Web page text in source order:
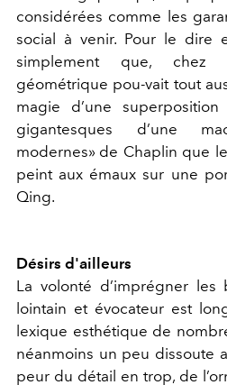
considérées comme les
social à venir. Pour le dire
simplement que, chez
géométrique pou-vait tout
magie d’une
gigantesques d’une
modernes» de Chaplin que
peint aux émaux sur une
Qing.
Désirs d'ailleurs
La volonté d’imprégner les
lointain et évocateur est
lexique esthétique de
néanmoins un peu dissoute
peur du détail en trop, de